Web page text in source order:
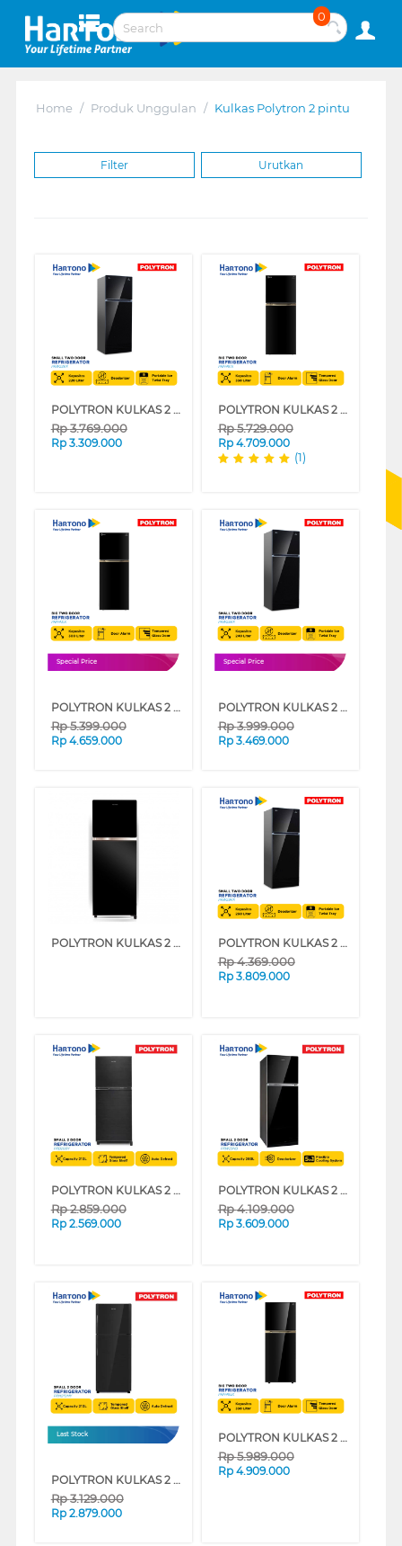
0
Home / Produk Unggulan / Kulkas Polytron 2 pintu
Filter Urutkan
POLYTRON KULKAS 2 PINTU KECIL SMALL 2 DOOR REFRIGERATOR PRW23VX
Rp3.769.000
Rp 3.309.000
POLYTRON KULKAS 2 PINTU BESAR BIG 2 DOOR REFRIGERATOR BELLEZA PRM491X
Rp5.729.000
Rp 4.709.000
(1)
Special Price
POLYTRON KULKAS 2 PINTU BESAR BIG 2 DOOR REFRIGERATOR BELLEZA PRM431X
Rp5.399.000
Rp 4.659.000
Special Price
POLYTRON KULKAS 2 PINTU KECIL SMALL 2 DOOR REFRIGERATOR PRW25VX
Rp3.999.000
Rp 3.469.000
POLYTRON KULKAS 2 PINTU KECIL SMALL 2 DOOR REFRIGERATOR PRW23MNX POLYTRON KULKAS 2 PINTU KECIL SMALL 2 DOOR REFRIGERATOR PRW29VX
Rp4.369.000
Rp 3.809.000
POLYTRON KULKAS 2 PINTU KECIL SMALL 2 DOOR REFRIGERATOR METALLIC PRB200Y
Rp2.859.000
Rp 2.569.000
POLYTRON KULKAS 2 PINTU KECIL SMALL 2 DOOR REFRIGERATOR FLEXUP 5IN1 PRW29HB
Rp4.109.000
Rp 3.609.000
Last Stock
POLYTRON KULKAS 2 PINTU KECIL SMALL 2 DOOR REFRIGERATOR VARIA BELLEZA PRM21DMY
Rp3.129.000
Rp 2.879.000
POLYTRON KULKAS 2 PINTU BESAR BIG 2 DOOR REFRIGERATOR INVERTER BELLEZA PRM495X
Rp5.989.000
Rp 4.909.000